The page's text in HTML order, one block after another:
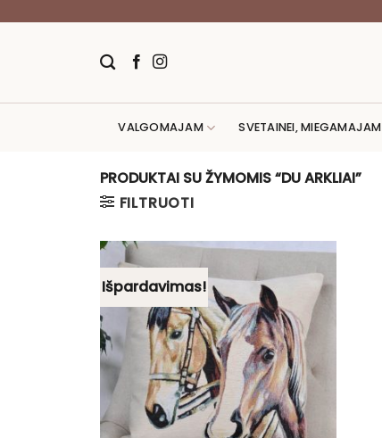
VALGOMAJAM SVETAINEI, MIEGAMAJAM
PRODUKTAI SU ŽYMOMIS “DU ARKLIAI”
FILTRUOTI
Išpardavimas!